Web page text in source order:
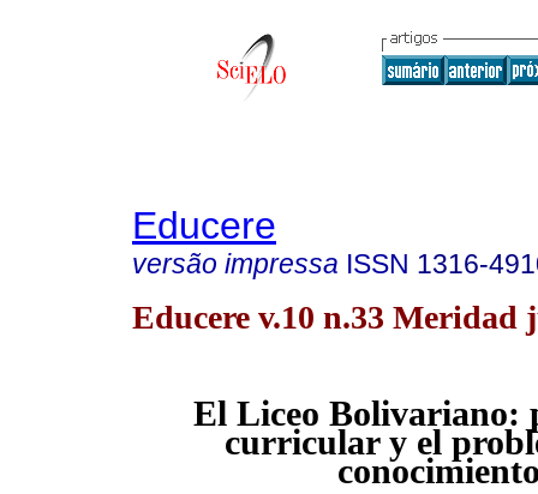
Educere
versão impressa ISSN 1316-
Educere v.10 n.33 Meridad
El Liceo Bolivariano:
curricular y el